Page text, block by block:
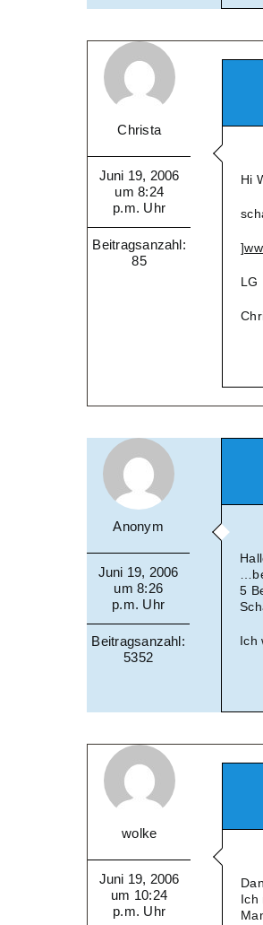
Christa
Juni 19, 2006
um 8:24
p.m. Uhr
Beitragsanzahl:
85
Hi
LG
Anonym
Juni 19, 2006
um 8:26
p.m. Uhr
Beitragsanzahl:
5352
5
Ich
wolke
Juni 19, 2006
um 10:24
p.m. Uhr
Ich